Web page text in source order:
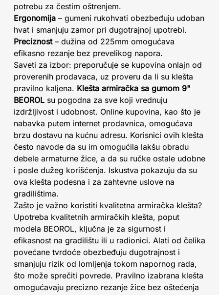
potrebu za čestim oštrenjem.
Ergonomija – gumeni rukohvati obezbeđuju udoban
hvat i smanjuju zamor pri dugotrajnoj upotrebi.
Preciznost– dužina od 225mm omogućava
efikasno rezanje bez prevelikog napora.
Saveti za izbor: preporučuje se kupovina onlajn od
proverenih prodavaca, uz proveru da li su klešta
pravilno kaljena. Klešta armiračka sa gumom 9"
BEOROL su pogodna za sve koji vrednuju
izdržljivost i udobnost. Online kupovina, kao što je
nabavka putem internet prodavnica, omogućava
brzu dostavu na kućnu adresu. Korisnici ovih klešta
često navode da su im omogućila lakšu obradu
debele armaturne žice, a da su ručke ostale udobne
i posle dužeg korišćenja. Iskustva pokazuju da su
ova klešta podesna i za zahtevne uslove na
gradilištima.
Zašto je važno koristiti kvalitetna armiračka klešta?
Upotreba kvalitetnih armiračkih klešta, poput
modela BEOROL, ključna je za sigurnost i
efikasnost na gradilištu ili u radionici. Alati od čelika
povećane tvrdoće obezbeđuju dugotrajnost i
smanjuju rizik od lomljenja tokom napornog rada,
što može sprečiti povrede. Pravilno izabrana klešta
omogućavaju precizno rezanje žice bez oštećenja